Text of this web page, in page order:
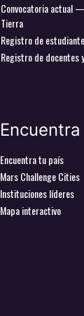
Convocatoria actual
Tierra
Registro de
Registro de docentes
Encuentra tu país
Mars Challenge Cities
Instituciones líderes
Mapa interactivo